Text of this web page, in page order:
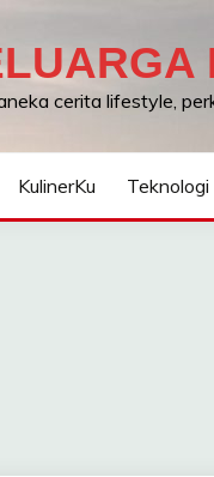
cerita lifestyle,
KulinerKu Teknologi